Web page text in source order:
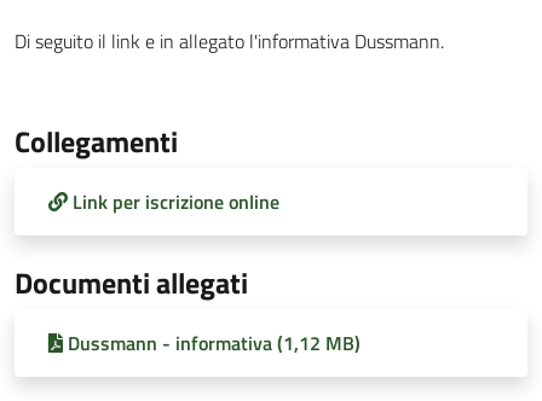
Di seguito il link e in allegato l'informativa Dussmann.
Collegamenti
Link per iscrizione online
Documenti allegati
Dussmann - informativa (1,12 MB)